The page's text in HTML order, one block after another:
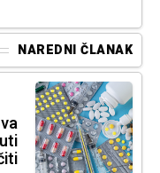
NAREDNI ČLANAK